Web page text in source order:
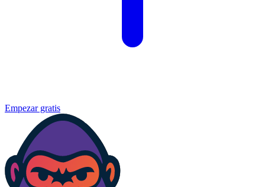
Empezar gratis